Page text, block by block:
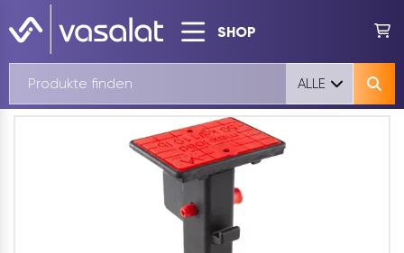
SHOP
ALLE